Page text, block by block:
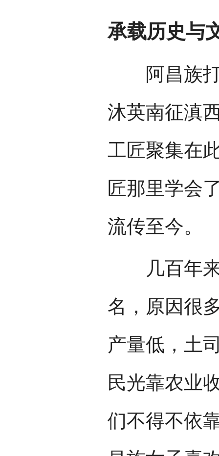
承载历史与
阿昌族打
沐英南征滇
工匠聚集在
匠那里学会
流传至今。
几百年来
名，原因很
产量低，土
民光靠农业
们不得不依